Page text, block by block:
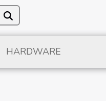
HARDWARE